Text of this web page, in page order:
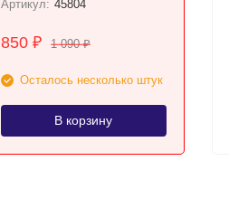
Артикул: 45804
850 ₽ 1 090₽
Осталось несколько штук
В корзину